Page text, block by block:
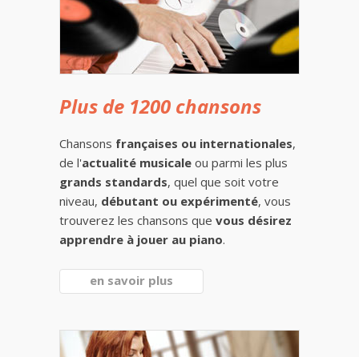
Plus de 1200 chansons
Chansons françaises ou internationales,
de l'actualité musicale ou parmi les plus
grands standards, quel que soit votre
niveau, débutant ou expérimenté, vous
trouverez les chansons que vous désirez
apprendre à jouer au piano.
en savoir plus